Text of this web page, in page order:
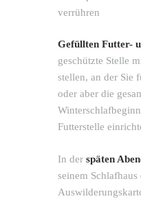
verrühren
Gefüllten Futter-
geschützte Stelle
stellen, an der Sie
oder aber die
Futterstelle
In der späten
seinem